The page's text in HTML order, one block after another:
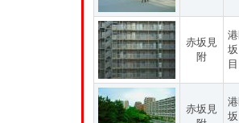
赤坂見
附
目
赤坂見